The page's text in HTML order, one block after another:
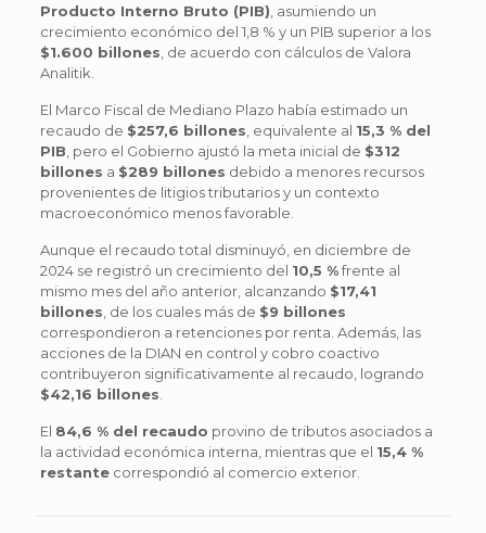
Producto Interno Bruto (PIB) , asumiendo un
crecimiento económico del 1,8 % y un PIB superior a los
$1.600 billones , de acuerdo con cálculos de Valora
Analitik.
El Marco Fiscal de Mediano Plazo había estimado un
recaudo de $257,6 billones , equivalente al 15,3 % del
PIB , pero el Gobierno ajustó la meta inicial de $312
billones a $289 billones debido a menores recursos
provenientes de litigios tributarios y un contexto
macroeconómico menos favorable.
Aunque el recaudo total disminuyó, en diciembre de
2024 se registró un crecimiento del 10,5 %frente al
mismo mes del año anterior, alcanzando $17,41
billones , de los cuales más de $9 billones
correspondieron a retenciones por renta. Además, las
acciones de la DIAN en control y cobro coactivo
contribuyeron significativamente al recaudo, logrando
$42,16 billones
El 84,6 % del recaudo provino de tributos asociados a
la actividad económica interna, mientras que el 15,4 %
restantecorrespondió al comercio exterior.